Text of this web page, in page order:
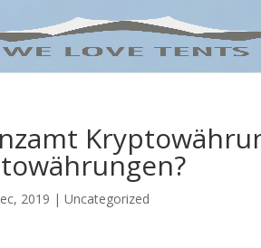
2019 | Uncategorized